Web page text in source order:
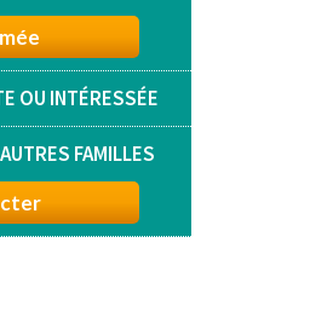
OU INTÉRESSÉE
FAMILLES